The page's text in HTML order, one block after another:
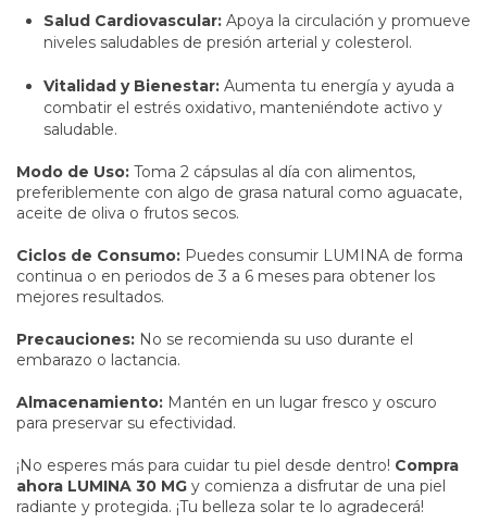
Salud Cardiovascular: Apoya la circulación y promueve
niveles saludables de presión arterial y colesterol.
Vitalidad y Bienestar: Aumenta tu energía y ayuda a
combatir el estrés oxidativo, manteniéndote activo y
saludable.
Modo de Uso: Toma 2 cápsulas al día con alimentos,
preferiblemente con algo de grasa natural como aguacate,
aceite de oliva o frutos secos.
Ciclos de Consumo: Puedes consumir LUMINA de forma
continua o en periodos de 3 a 6 meses para obtener los
mejores resultados.
Precauciones: No se recomienda su uso durante el
embarazo o lactancia.
Almacenamiento: Mantén en un lugar fresco y oscuro
para preservar su efectividad.
¡No esperes más para cuidar tu piel desde dentro! Compra
ahora LUMINA 30 MG y comienza a disfrutar de una piel
radiante y protegida. ¡Tu belleza solar te lo agradecerá!